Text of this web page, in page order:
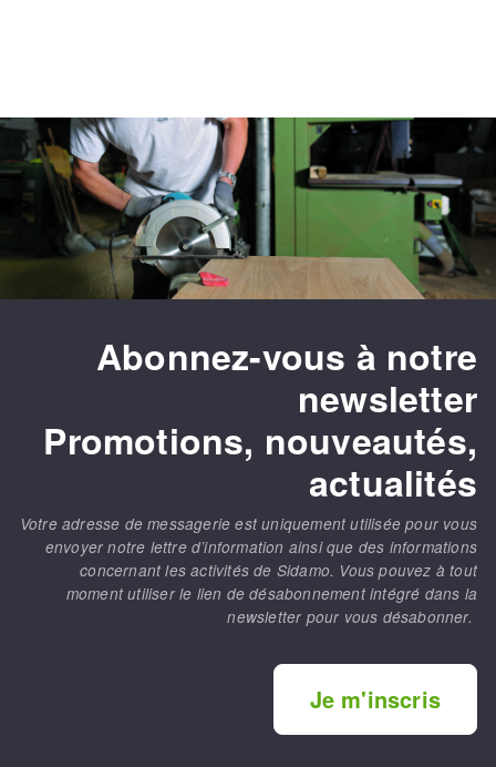
Abonnez-vous à notre
newsletter
Promotions, nouveautés,
actualités
Votre adresse de messagerie est uniquement utilisée pour vous
envoyer notre lettre d’information ainsi que des informations
concernant les activités de Sidamo. Vous pouvez à tout
moment utiliser le lien de désabonnement intégré dans la
newsletter pour vous désabonner.
Je m'inscris